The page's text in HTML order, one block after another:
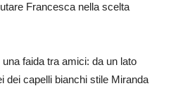
Francesca nella scelta
faida tra amici: da un lato
dei capelli bianchi stile Miranda